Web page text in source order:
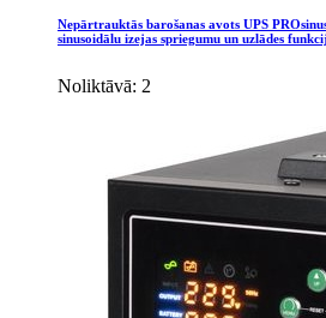
Nepārtrauktās barošanas avots UPS
sinusoidālu izejas spriegumu un uzlādes
Noliktāvā: 2